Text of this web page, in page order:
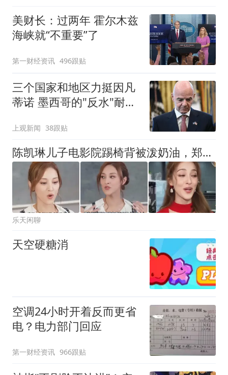
美财长：过两年 霍尔木兹
海峡就“不重要”了
第一财经资讯 496跟贴
三个国家和地区力挺因凡
蒂诺 墨西哥的"反水"耐人
上观新闻 38跟贴
陈凯琳儿子电影院踢椅背被泼奶油，郑嘉颖：要教孩子有礼貌有家教
乐天闲聊
天空硬糖消
空调24小时开着反而更省
电？电力部门回应
第一财经资讯 966跟贴